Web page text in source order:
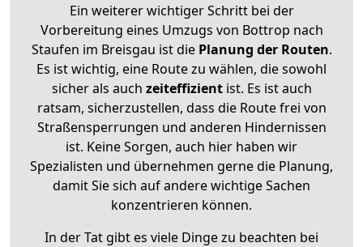
Ein weiterer wichtiger Schritt bei der
Vorbereitung eines Umzugs von Bottrop nach
Staufen im Breisgau ist diePlanung der Routen.
Es ist wichtig, eine Route zu wählen, die sowohl
sicher als auch zeiteffizientist. Es ist auch
ratsam, sicherzustellen, dass die Route frei von
Straßensperrungen und anderen Hindernissen
ist. Keine Sorgen, auch hier haben wir
Spezialisten und übernehmen gerne die Planung,
damit Sie sich auf andere wichtige Sachen
konzentrieren können.
In der Tat gibt es viele Dinge zu beachten bei